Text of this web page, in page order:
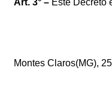
Montes Claros(MG), 25